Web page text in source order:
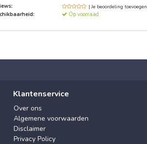
| Je beoordeling toevoegen
Op voorraad
Klantenservice
Over ons
Algemene voorwaarden
Disclaimer
Privacy Policy